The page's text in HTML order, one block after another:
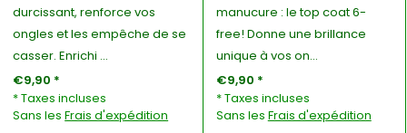
durcissant, renforce vos
ongles et les empêche de se
casser. Enrichi ...
€9,90 *
* Taxes incluses
Sans lesFrais d'expédition
manucure : le top coat 6-
free! Donne une brillance
unique à vos on...
€9,90 *
* Taxes incluses
Sans les Frais d'expédition